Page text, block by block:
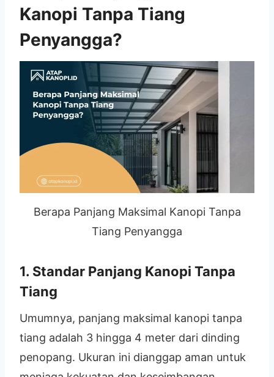
Kanopi Tanpa Tiang
Penyangga?
Berapa Panjang Maksimal Kanopi Tanpa
Tiang Penyangga
1. Standar Panjang Kanopi Tanpa
Tiang
Umumnya, panjang maksimal kanopi tanpa
tiang adalah 3 hingga 4 meter dari dinding
penopang. Ukuran ini dianggap aman untuk